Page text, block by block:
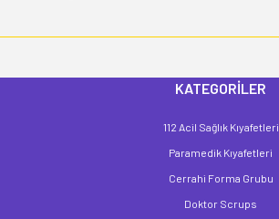
KATEGORİLER
112 Acil Sağlık Kıyafetleri
Paramedik Kıyafetleri
Cerrahi Forma Grubu
Doktor Scrups